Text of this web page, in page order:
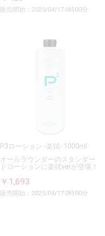
販売開始：2025/04/17 0時00分
P3ローション -楽拭- 1000ml
オールラウンダーのスタンダー
ドローションに楽拭verが登場！
￥1,693
販売開始：2025/04/17 0時00分